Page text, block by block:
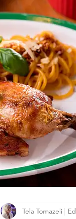
Tela Tomazeli |